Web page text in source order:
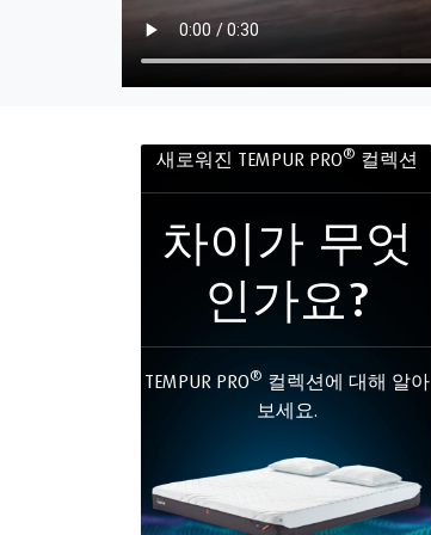
새로워진 TEMPUR PRO® 컬렉션
차이가 무엇
인가요?
TEMPUR PRO® 컬렉션에 대해 알아
보세요.